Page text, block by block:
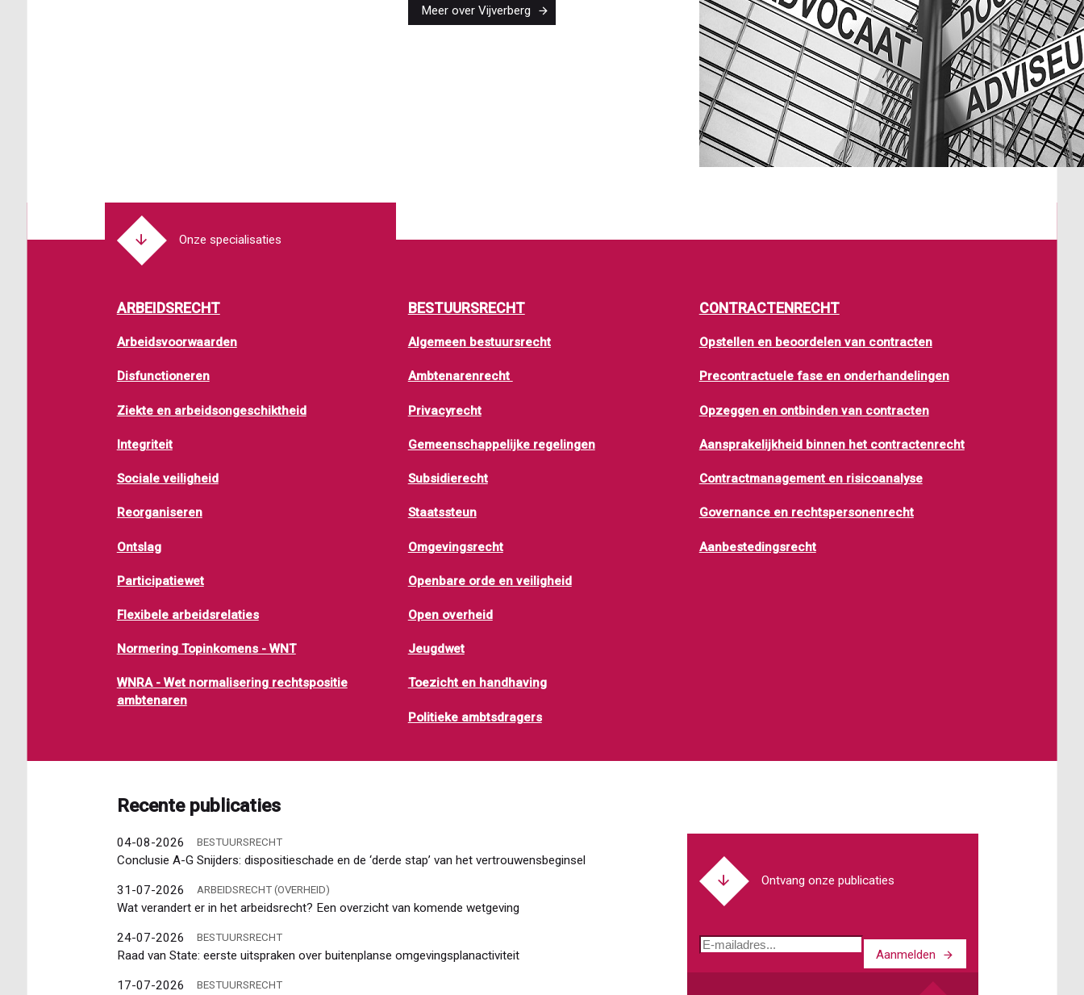
Meer over Vijverberg
Onze specialisaties
ARBEIDSRECHT
Arbeidsvoorwaarden
Disfunctioneren
Ziekte en arbeidsongeschiktheid
Integriteit
Sociale veiligheid
Reorganiseren
Ontslag
Participatiewet
Flexibele arbeidsrelaties
Normering Topinkomens - WNT
WNRA - Wet normalisering rechtspositie
ambtenaren
BESTUURSRECHT
Algemeen bestuursrecht
Ambtenarenrecht
Privacyrecht
Gemeenschappelijke regelingen
Subsidierecht
Staatssteun
Omgevingsrecht
Openbare orde en veiligheid
Open overheid
Jeugdwet
Toezicht en handhaving
Politieke ambtsdragers
CONTRACTENRECHT
Opstellen en beoordelen van contracten
Precontractuele fase en onderhandelingen
Opzeggen en ontbinden van contracten
Aansprakelijkheid binnen het contractenrecht
Contractmanagement en risicoanalyse
Governance en rechtspersonenrecht
Aanbestedingsrecht
Recente publicaties
04-08-2026 BESTUURSRECHT
Conclusie A-G Snijders: dispositieschade en de ‘derde stap’ van het vertrouwensbeginsel
31-07-2026 ARBEIDSRECHT (OVERHEID)
Wat verandert er in het arbeidsrecht? Een overzicht van komende wetgeving
24-07-2026 BESTUURSRECHT
Raad van State: eerste uitspraken over buitenplanse omgevingsplanactiviteit
17-07-2026 BESTUURSRECHT
Ontvang onze publicaties
E-
Aanmelden